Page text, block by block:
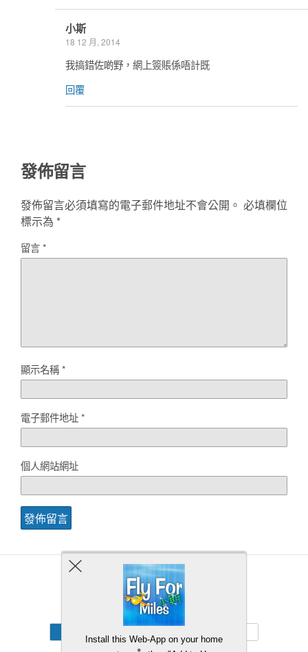
小斯
18 12 月, 2014
我搞錯佐啲野，網上簽賬係唔計既
回覆
發佈留言
發佈留言必須填寫的電子郵件地址不會公開。 必填欄位
標示為 *
留言*
顯示名稱*
電子郵件地址*
個人網站網址
Back to top
Install this Web-App on your home